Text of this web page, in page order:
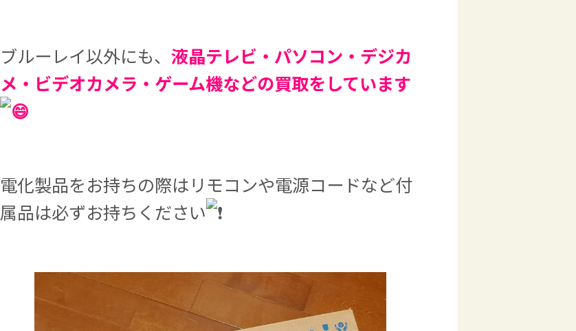
ブルーレイ以外にも、 液晶テレビ・パソコン・デジカ
メ・ビデオカメラ・ゲーム機などの買取をしています
電化製品をお持ちの際はリモコンや電源コードなど付
属品は必ずお持ちください